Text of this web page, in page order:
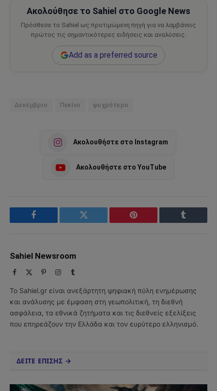
Ακολούθησε το Sahiel στο Google News
Πρόσθεσε το Sahiel ως προτιμώμενη πηγή για να λαμβάνεις
πρώτος τις σημαντικότερες ειδήσεις και αναλύσεις.
Add as a preferred source
Δεκέμβριο Πεκίνο ψυχρότερο
Ακολουθήστε στο Instagram
Ακολουθήστε στο YouTube
Facebook Twitter Pinterest Tumblr
Sahiel Newsroom
Facebook PinterestInstagram
Tumblr
Το Sahiel.gr είναι ανεξάρτητη ψηφιακή πύλη ενημέρωσης
και ανάλυσης με έμφαση στη γεωπολιτική, τη διεθνή
ασφάλεια, τα εθνικά ζητήματα και τις διεθνείς εξελίξεις
που επηρεάζουν την Ελλάδα και τον ευρύτερο ελληνισμό.
ΔΕΙΤΕ ΕΠΙΣΗΣ →